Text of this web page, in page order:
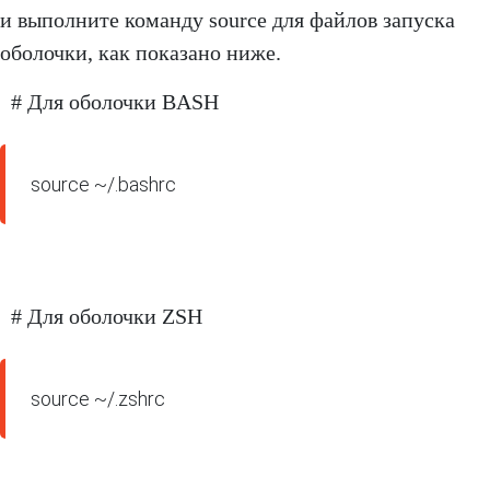
и выполните команду source для файлов запуска
оболочки, как показано ниже.
# Для оболочки BASH
source ~/.bashrc
# Для оболочки ZSH
source ~/.zshrc